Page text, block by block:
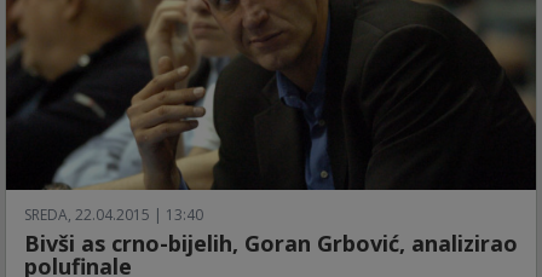
SREDA, 22.04.2015 | 13:40
Bivši as crno-bijelih, Goran Grbović, analizirao
polufinale